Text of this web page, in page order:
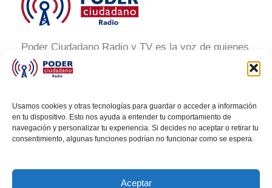
Usamos cookies y otras tecnologías para guardar o acceder a información
en tu dispositivo. Esto nos ayuda a entender tu comportamiento de
navegación y personalizar tu experiencia. Si decides no aceptar o retirar tu
consentimiento, algunas funciones podrían no funcionar como se espera.
Aceptar
Poder Ciudadano Radio y TV es la voz de quienes
buscan un México informado y participativo.
Nuestro compromiso es conectar con la
transformación social a través de noticias claras,
veraces y al alcance de todos.